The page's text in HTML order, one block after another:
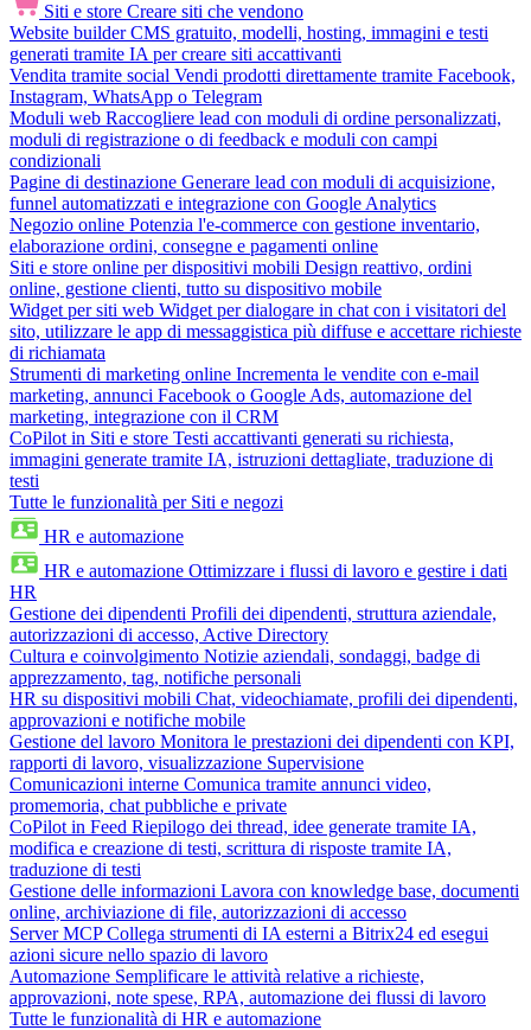
Siti e store Creare siti che vendono
Website builder CMS gratuito, modelli, hosting, immagini e testi
generati tramite IA per creare siti accattivanti
Vendita tramite social Vendi prodotti direttamente tramite Facebook,
Instagram, WhatsApp o Telegram
Moduli web Raccogliere lead con moduli di ordine personalizzati,
moduli di registrazione o di feedback e moduli con campi
condizionali
Pagine di destinazione Generare lead con moduli di acquisizione,
funnel automatizzati e integrazione con Google Analytics
Negozio online Potenzia l'e-commerce con gestione inventario,
elaborazione ordini, consegne e pagamenti online
Siti e store online per dispositivi mobili Design reattivo, ordini
online, gestione clienti, tutto su dispositivo mobile
Widget per siti web Widget per dialogare in chat con i visitatori del
sito, utilizzare le app di messaggistica più diffuse e accettare richieste
di richiamata
Strumenti di marketing online Incrementa le vendite con e-mail
marketing, annunci Facebook o Google Ads, automazione del
marketing, integrazione con il CRM
CoPilot in Siti e store Testi accattivanti generati su richiesta,
immagini generate tramite IA, istruzioni dettagliate, traduzione di
testi
Tutte le funzionalità per Siti e negozi
HR e automazione
HR e automazione Ottimizzare i flussi di lavoro e gestire i dati
HR
Gestione dei dipendenti Profili dei dipendenti, struttura aziendale,
autorizzazioni di accesso, Active Directory
Cultura e coinvolgimento Notizie aziendali, sondaggi, badge di
apprezzamento, tag, notifiche personali
HR su dispositivi mobili Chat, videochiamate, profili dei dipendenti,
approvazioni e notifiche mobile
Gestione del lavoro Monitora le prestazioni dei dipendenti con KPI,
rapporti di lavoro, visualizzazione Supervisione
Comunicazioni interne Comunica tramite annunci video,
promemoria, chat pubbliche e private
CoPilot in Feed Riepilogo dei thread, idee generate tramite IA,
modifica e creazione di testi, scrittura di risposte tramite IA,
traduzione di testi
Gestione delle informazioni Lavora con knowledge base, documenti
online, archiviazione di file, autorizzazioni di accesso
Server MCP Collega strumenti di IA esterni a Bitrix24 ed esegui
azioni sicure nello spazio di lavoro
Automazione Semplificare le attività relative a richieste,
approvazioni, note spese, RPA, automazione dei flussi di lavoro
Tutte le funzionalità di HR e automazione